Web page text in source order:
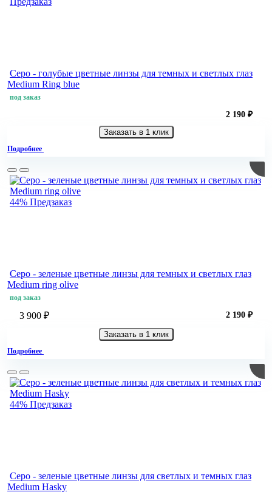
Серо - голубые цветные линзы для темных и светлых глаз
Medium Ring blue
под заказ
2 190 ₽
Заказать в 1 клик
Подробнее
44% Предзаказ
Серо - зеленые цветные линзы для темных и светлых глаз
Medium ring olive
под заказ
3 900 ₽ 2 190 ₽
Заказать в 1 клик
Подробнее
44% Предзаказ
Серо - зеленые цветные линзы для светлых и темных глаз
Medium Hasky